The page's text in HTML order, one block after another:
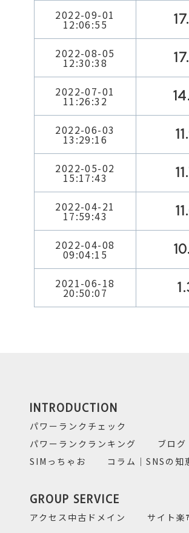
2022-09-01
12:06:55
2022-08-05
12:30:38
2022-07-01
11:26:32
2022-06-03
13:29:16
2022-05-02
15:17:43
2022-04-21
17:59:43
2022-04-08
09:04:15
2021-06-18
20:50:07
INTRODUCTION
パワーランクチェック
パワーランクランキング
ブログ
SIMっちゃお
コラム｜SNSの知
GROUP SERVICE
アクセス中古ドメイン サイト楽